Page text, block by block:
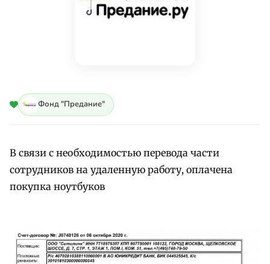
Фонд "Предание"
В связи с необходимостью перевода части
сотрудников на удаленную работу, оплачена
покупка ноутбуков